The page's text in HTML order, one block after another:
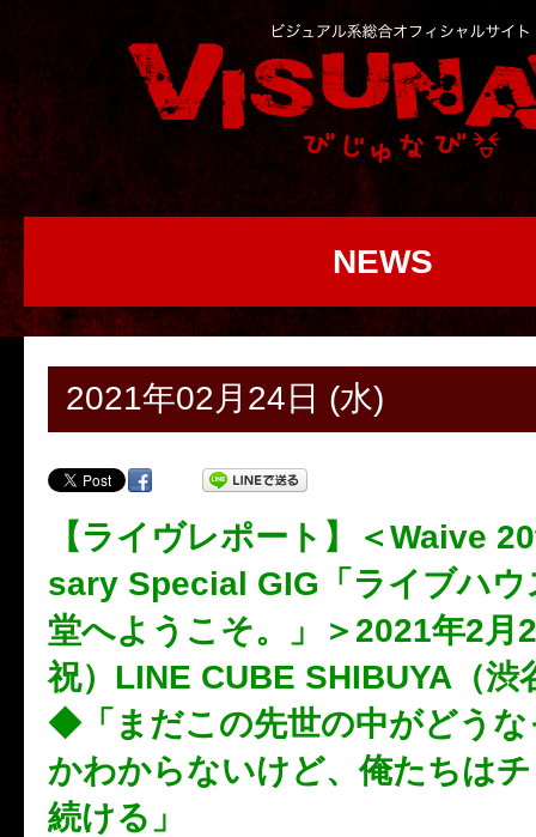
NEWS
2021年02月24日 (水)
【ライヴレポート】＜Waive
sary Special GIG「ライブハウ
堂へようこそ。」＞2021年2月
祝）LINE CUBE SHIBUYA（渋
◆「まだこの先世の中がどうな
かわからないけど、俺たちは
続ける」